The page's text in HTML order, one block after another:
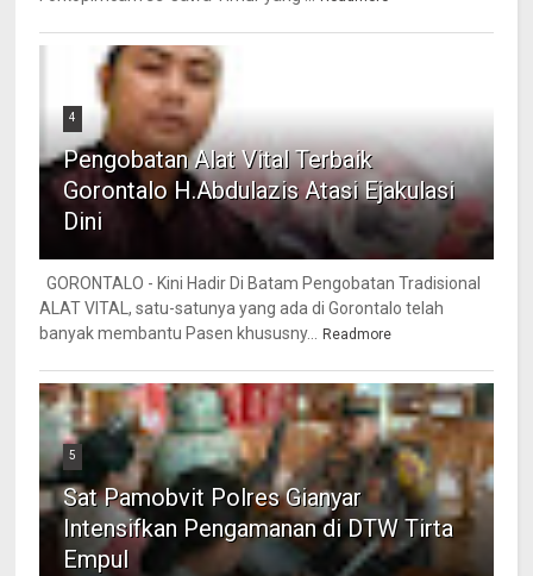
4
Pengobatan Alat Vital Terbaik
Gorontalo H.Abdulazis Atasi Ejakulasi
Dini
GORONTALO - Kini Hadir Di Batam Pengobatan Tradisional
ALAT VITAL, satu-satunya yang ada di Gorontalo telah
banyak membantu Pasen khususny...
Readmore
5
Sat Pamobvit Polres Gianyar
Intensifkan Pengamanan di DTW Tirta
Empul